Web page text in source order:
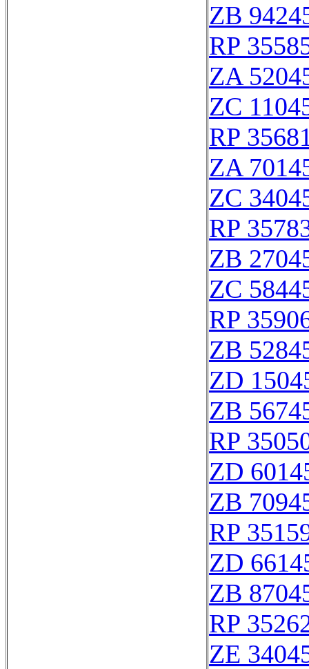
ZB
RP
ZA
ZC
RP
ZA
ZC
RP
ZB
ZC
RP
ZB
ZD
ZB
RP
ZD
ZB
RP
ZD
ZB
RP
ZE